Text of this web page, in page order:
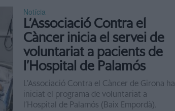
Notícia
L’Associació Contra el
Càncer inicia el servei de
voluntariat a pacients de
l’Hospital de Palamós
L’Associació Contra el Càncer de Girona ha
iniciat el programa de voluntariat a
l’Hospital de Palamós (Baix Empordà).